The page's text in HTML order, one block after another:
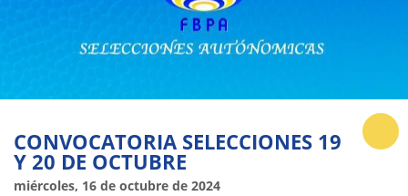
CONVOCATORIA SELECCIONES 19
Y 20 DE OCTUBRE
miércoles, 16 de octubre de 2024